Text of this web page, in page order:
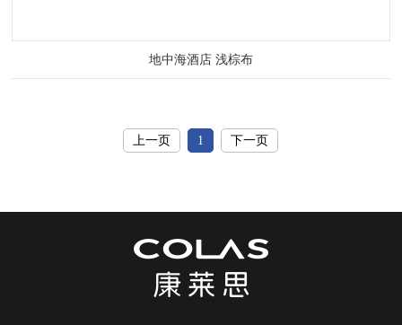
地中海酒店 浅棕布
上一页 1 下一页